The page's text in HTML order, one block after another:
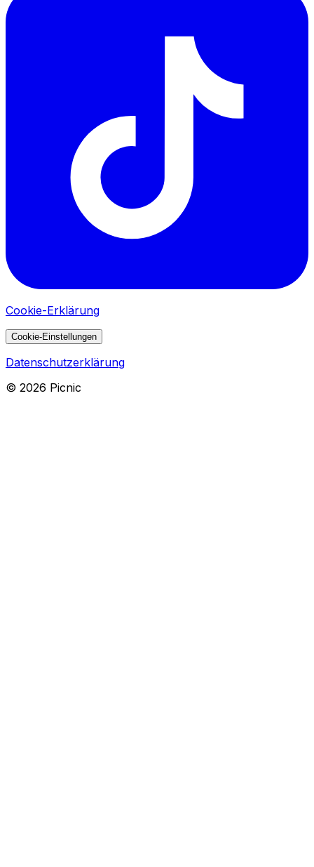
Cookie-Erklärung
Cookie-Einstellungen
Datenschutzerklärung
© 2026 Picnic